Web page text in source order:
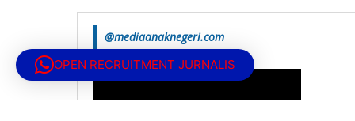
@mediaanaknegeri.com
OPEN RECRUITMENT JURNALIS